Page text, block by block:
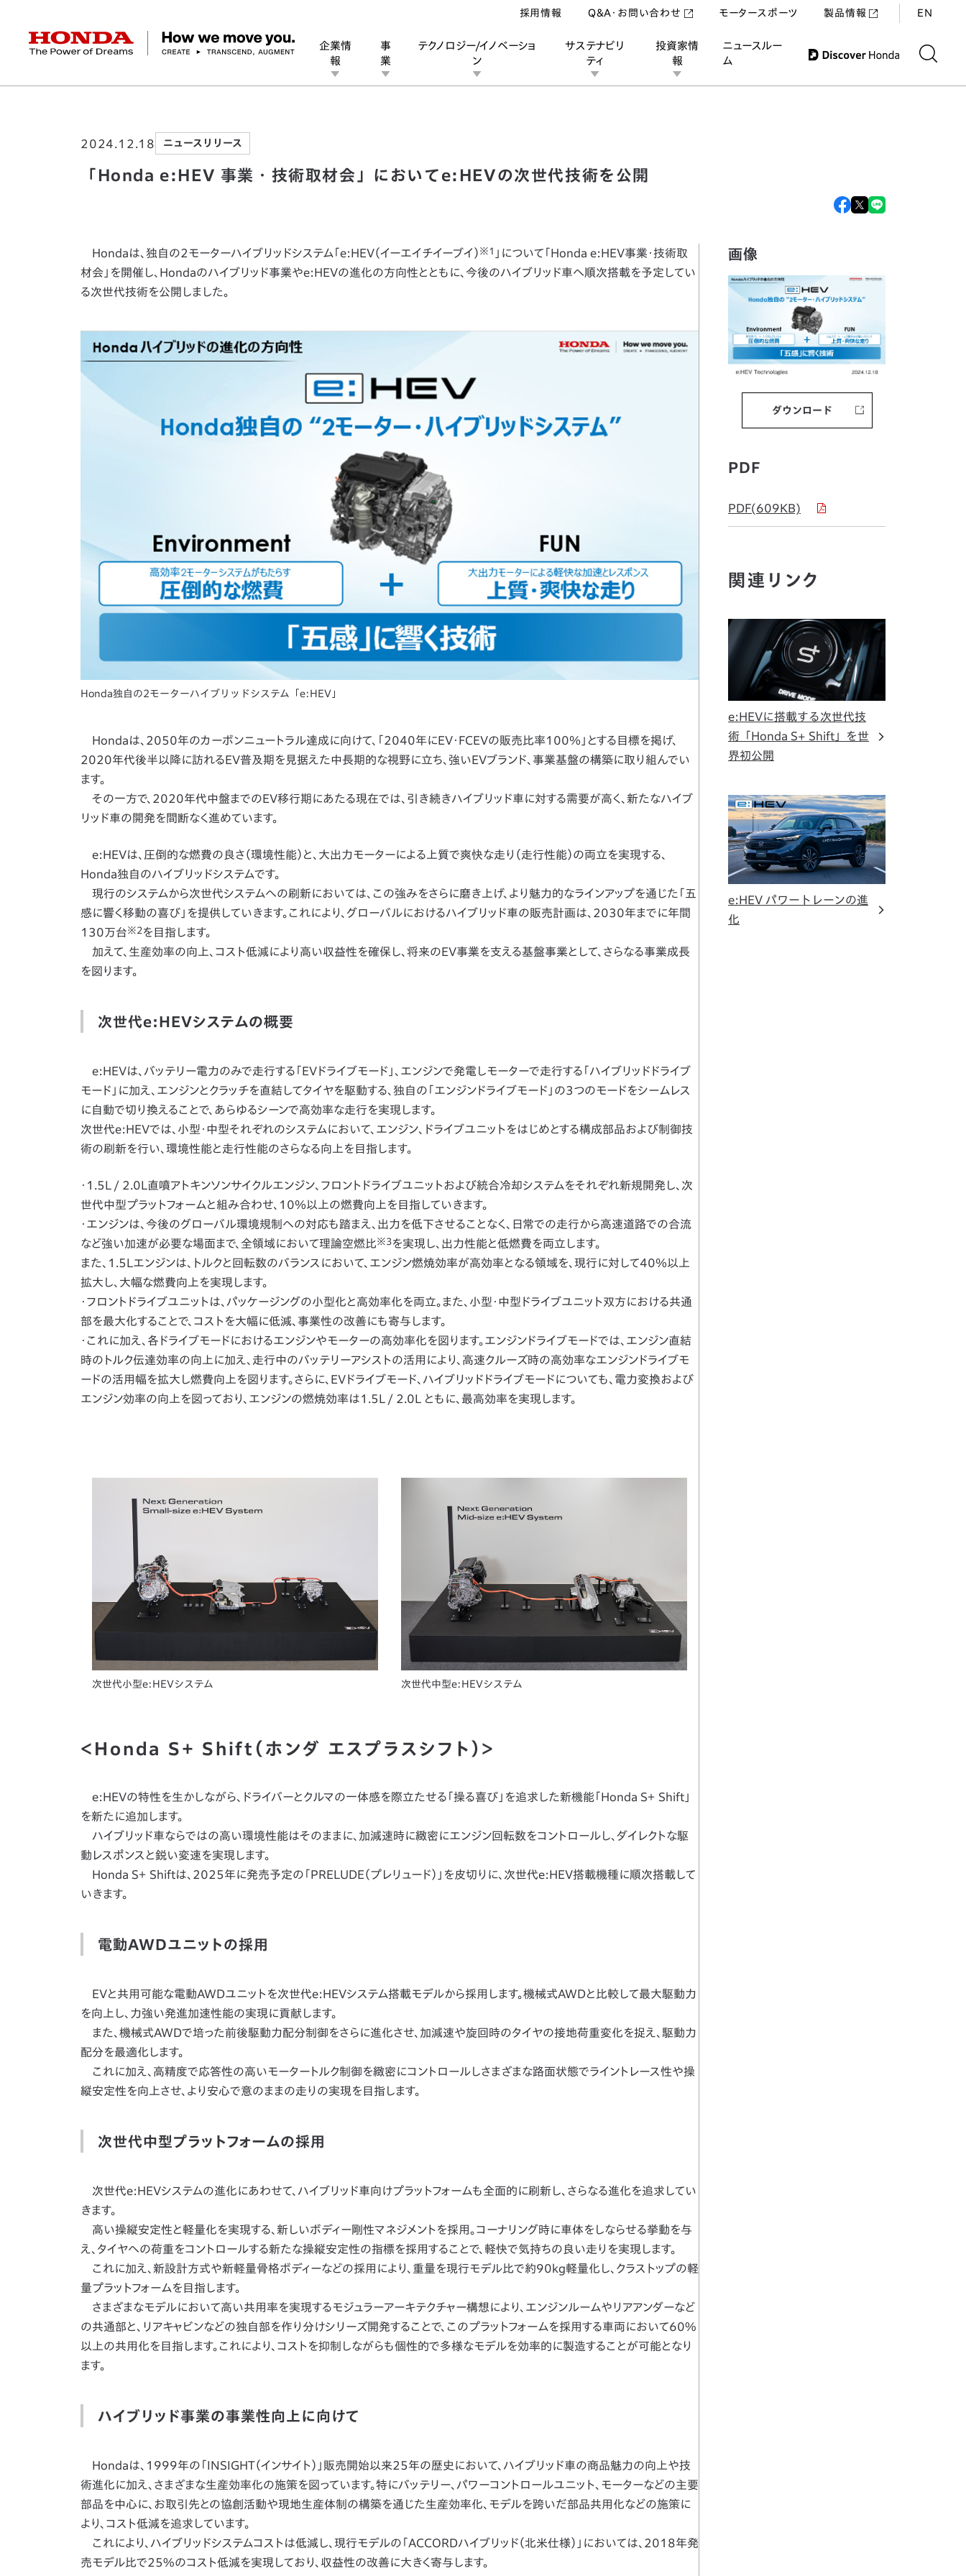
HONDA The Power of Dreams
企業情
報
経営方針 会社概要 ヒストリー
事
業
パワープロダクツ マリン
テクノロジー/イノベーショ
ン
デザイン オープンイノベーション
サステナビリ
ティ
Honda Report 環境 社会
投資家情
報
財務・業績情報 株式・債券情報
ニュースルー
ム
採用情報 Q&A・お問い合わせ モータースポーツ 製品情報 EN
「Honda e:HEV 事業・技術取材会」においてe:HEVの次世代技術を公開
2024.12.18 ニュースリリース
「Honda e:HEV 事業・技術取材会」においてe:HEVの次世代技術を公開
Hondaは、独自の2モーターハイブリッドシステム「e:HEV（イーエイチイーブイ） ※1 」について「Honda e:HEV事業・技術取
材会」を開催し、Hondaのハイブリッド事業やe:HEVの進化の方向性とともに、今後のハイブリッド車へ順次搭載を予定してい
る次世代技術を公開しました。
Honda独自の2モーターハイブリッドシステム「e:HEV」
Hondaは、2050年のカーボンニュートラル達成に向けて、「2040年にEV・FCEVの販売比率100％」とする目標を掲げ、
2020年代後半以降に訪れるEV普及期を見据えた中長期的な視野に立ち、強いEVブランド、事業基盤の構築に取り組んでい
ます。
その一方で、2020年代中盤までのEV移行期にあたる現在では、引き続きハイブリッド車に対する需要が高く、新たなハイブ
リッド車の開発を間断なく進めています。
e:HEVは、圧倒的な燃費の良さ（環境性能）と、大出力モーターによる上質で爽快な走り（走行性能）の両立を実現する、
Honda独自のハイブリッドシステムです。
現行のシステムから次世代システムへの刷新においては、この強みをさらに磨き上げ、より魅力的なラインアップを通じた「五
感に響く移動の喜び」を提供していきます。これにより、グローバルにおけるハイブリッド車の販売計画は、2030年までに年間
130万台※2を目指します。
加えて、生産効率の向上、コスト低減により高い収益性を確保し、将来のEV事業を支える基盤事業として、さらなる事業成長
を図ります。
次世代e:HEVシステムの概要
e:HEVは、バッテリー電力のみで走行する「EVドライブモード」、エンジンで発電しモーターで走行する「ハイブリッドドライブ
モード」に加え、エンジンとクラッチを直結してタイヤを駆動する、独自の「エンジンドライブモード」の3つのモードをシームレス
に自動で切り換えることで、あらゆるシーンで高効率な走行を実現します。
次世代e:HEVでは、小型・中型それぞれのシステムにおいて、エンジン、ドライブユニットをはじめとする構成部品および制御技
術の刷新を行い、環境性能と走行性能のさらなる向上を目指します。
・1.5L / 2.0L直噴アトキンソンサイクルエンジン、フロントドライブユニットおよび統合冷却システムをそれぞれ新規開発し、次
世代中型プラットフォームと組み合わせ、10％以上の燃費向上を目指していきます。
・エンジンは、今後のグローバル環境規制への対応も踏まえ、出力を低下させることなく、日常での走行から高速道路での合流
など強い加速が必要な場面まで、全領域において理論空燃比※3を実現し、出力性能と低燃費を両立します。
また、1.5Lエンジンは、トルクと回転数のバランスにおいて、エンジン燃焼効率が高効率となる領域を、現行に対して40％以上
拡大し、大幅な燃費向上を実現します。
・フロントドライブユニットは、パッケージングの小型化と高効率化を両立。また、小型・中型ドライブユニット双方における共通
部を最大化することで、コストを大幅に低減、事業性の改善にも寄与します。
・これに加え、各ドライブモードにおけるエンジンやモーターの高効率化を図ります。エンジンドライブモードでは、エンジン直結
時のトルク伝達効率の向上に加え、走行中のバッテリーアシストの活用により、高速クルーズ時の高効率なエンジンドライブモ
ードの活用幅を拡大し燃費向上を図ります。さらに、EVドライブモード、ハイブリッドドライブモードについても、電力変換および
エンジン効率の向上を図っており、エンジンの燃焼効率は1.5L / 2.0L ともに、最高効率を実現します。
次世代小型e:HEVシステム 次世代中型e:HEVシステム
＜Honda S＋ Shift（ホンダ エスプラスシフト）＞
e:HEVの特性を生かしながら、ドライバーとクルマの一体感を際立たせる「操る喜び」を追求した新機能「Honda S＋ Shift」
を新たに追加します。
ハイブリッド車ならではの高い環境性能はそのままに、加減速時に緻密にエンジン回転数をコントロールし、ダイレクトな駆
動レスポンスと鋭い変速を実現します。
Honda S＋ Shiftは、2025年に発売予定の「PRELUDE（プレリュード）」を皮切りに、次世代e:HEV搭載機種に順次搭載して
いきます。
電動AWDユニットの採用
EVと共用可能な電動AWDユニットを次世代e:HEVシステム搭載モデルから採用します。機械式AWDと比較して最大駆動力
を向上し、力強い発進加速性能の実現に貢献します。
また、機械式AWDで培った前後駆動力配分制御をさらに進化させ、加減速や旋回時のタイヤの接地荷重変化を捉え、駆動力
配分を最適化します。
これに加え、高精度で応答性の高いモータートルク制御を緻密にコントロールしさまざまな路面状態でライントレース性や操
縦安定性を向上させ、より安心で意のままの走りの実現を目指します。
次世代中型プラットフォームの採用
次世代e:HEVシステムの進化にあわせて、ハイブリッド車向けプラットフォームも全面的に刷新し、さらなる進化を追求してい
きます。
高い操縦安定性と軽量化を実現する、新しいボディー剛性マネジメントを採用。コーナリング時に車体をしならせる挙動を与
え、タイヤへの荷重をコントロールする新たな操縦安定性の指標を採用することで、軽快で気持ちの良い走りを実現します。
これに加え、新設計方式や新軽量骨格ボディーなどの採用により、重量を現行モデル比で約90kg軽量化し、クラストップの軽
量プラットフォームを目指します。
さまざまなモデルにおいて高い共用率を実現するモジュラーアーキテクチャー構想により、エンジンルームやリアアンダーなど
の共通部と、リアキャビンなどの独自部を作り分けシリーズ開発することで、このプラットフォームを採用する車両において60%
以上の共用化を目指します。これにより、コストを抑制しながらも個性的で多様なモデルを効率的に製造することが可能となり
ます。
ハイブリッド事業の事業性向上に向けて
Hondaは、1999年の「INSIGHT（インサイト）」販売開始以来25年の歴史において、ハイブリッド車の商品魅力の向上や技
術進化に加え、さまざまな生産効率化の施策を図っています。特にバッテリー、パワーコントロールユニット、モーターなどの主要
部品を中心に、お取引先との協創活動や現地生産体制の構築を通じた生産効率化、モデルを跨いだ部品共用化などの施策に
より、コスト低減を追求しています。
これにより、ハイブリッドシステムコストは低減し、現行モデルの「ACCORDハイブリッド（北米仕様）」においては、2018年発
売モデル比で25%のコスト低減を実現しており、収益性の改善に大きく寄与します。
画像
ダウンロード
PDF
PDF(609KB)
関連リンク
e:HEVに搭載する次世代技
術「Honda S+ Shift」を世
界初公開
e:HEV パワートレーンの進
化